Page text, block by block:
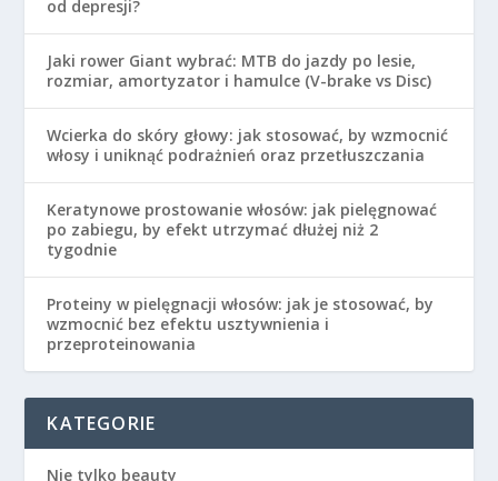
od depresji?
Jaki rower Giant wybrać: MTB do jazdy po lesie,
rozmiar, amortyzator i hamulce (V-brake vs Disc)
Wcierka do skóry głowy: jak stosować, by wzmocnić
włosy i uniknąć podrażnień oraz przetłuszczania
Keratynowe prostowanie włosów: jak pielęgnować
po zabiegu, by efekt utrzymać dłużej niż 2
tygodnie
Proteiny w pielęgnacji włosów: jak je stosować, by
wzmocnić bez efektu usztywnienia i
przeproteinowania
KATEGORIE
Nie tylko beauty